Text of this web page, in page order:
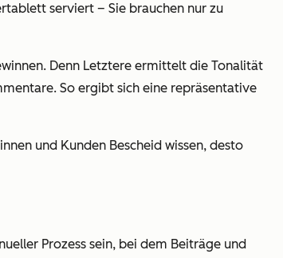
serviert – Sie brauchen nur zu
Denn Letztere ermittelt die Tonalität
So ergibt sich eine repräsentative
und Kunden Bescheid wissen, desto
Prozess sein, bei dem Beiträge und